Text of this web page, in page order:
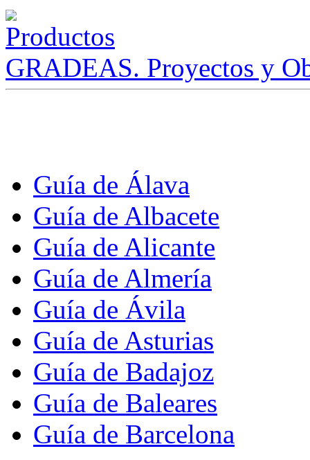
GRADEAS. Proyectos y
Guía de Álava
Guía de Albacete
Guía de Alicante
Guía de Almería
Guía de Ávila
Guía de Asturias
Guía de Badajoz
Guía de Baleares
Guía de Barcelona